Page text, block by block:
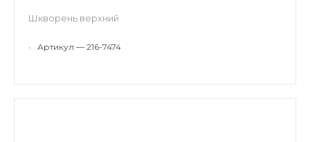
Шкворень верхний
• Артикул — 216-7474